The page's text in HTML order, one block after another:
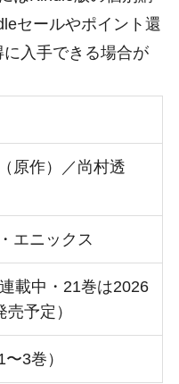
セールやポイント還
入手できる場合が
原作）／尚村透
エニックス
載中・21巻は2026
予定）
3巻）